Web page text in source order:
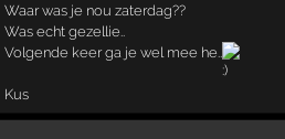
Waar was je nou zaterdag??
Was echt gezellie..
Volgende keer ga je wel mee he..
Kus